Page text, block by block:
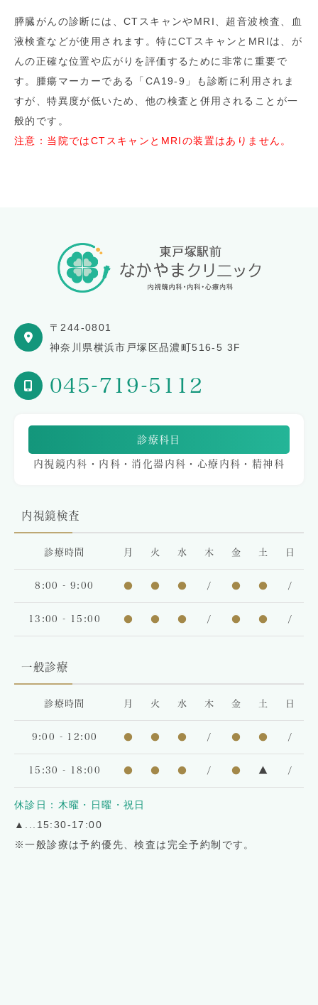
膵臓がんの診断には、CTスキャンやMRI、超音波検査、血
液検査などが使用されます。特にCTスキャンとMRIは、が
んの正確な位置や広がりを評価するために非常に重要で
す。腫瘍マーカーである「CA19-9」も診断に利用されま
すが、特異度が低いため、他の検査と併用されることが一
般的です。
注意：当院ではCTスキャンとMRIの装置はありません。
〒244-0801
神奈川県横浜市戸塚区品濃町516-5 3F
045-719-5112
診療科目
内視鏡内科・内科・消化器内科・心療内科・精神科
内視鏡検査
診療時間 月 火 水 木 金 土 日
8:00 - 9:00 ● ● ● / ● ● /
13:00 - 15:00 ● ● ● / ● ● /
一般診療
診療時間 月 火 水 木 金 土 日
9:00 - 12:00 ● ● ● / ● ● /
15:30 - 18:00 ● ● ● / ● ▲ /
休診日：木曜・日曜・祝日
▲
...15:30-17:00
※一般診療は予約優先、検査は完全予約制です。